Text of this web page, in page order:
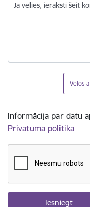
Ja vēlies, ieraksti šeit
Vēlos
Informācija par datu
Privātuma politika